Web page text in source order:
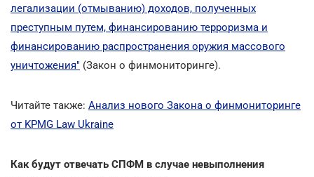
легализации (отмыванию) доходов, полученных
преступным путем, финансированию терроризма и
финансированию распространения оружия массового
уничтожения" (Закон о финмониторинге).
Читайте также: Анализ нового Закона о финмониторинге
от KPMG Law Ukraine
Как будут отвечать СПФМ в случае невыполнения